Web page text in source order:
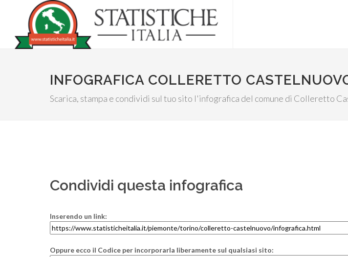
INFOGRAFICA COLLERETTO
Scarica, stampa e condividi sul tuo sito l'infografica del comune di Colleretto
Condividi questa infografica
Inserendo un link:
Oppure ecco il Codice per incorporarla liberamente sul qualsiasi sito: